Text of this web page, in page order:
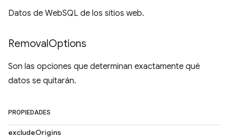
Datos de WebSQL de los sitios web.
RemovalOptions
Son las opciones que determinan exactamente qué
datos se quitarán.
PROPIEDADES
excludeOrigins